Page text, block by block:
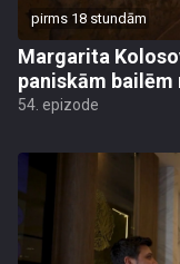
pirms 18 stundām
Margarita
paniskām bailēm
54. epizode